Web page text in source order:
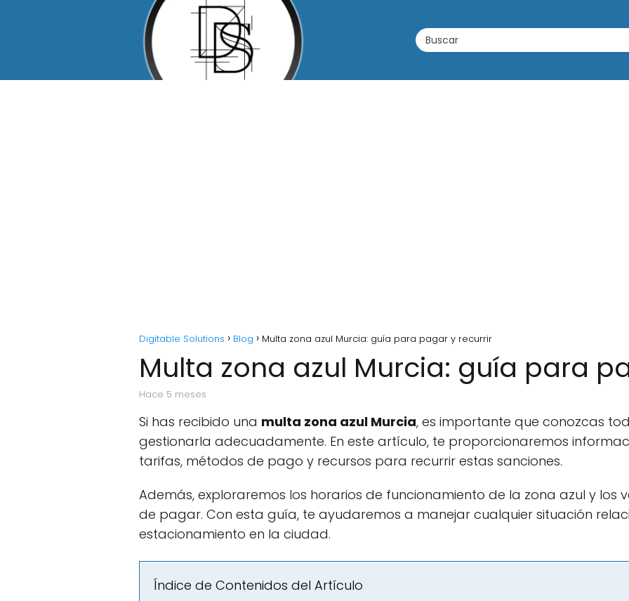
Digitable Solutions Blog Multa zona azul Murcia: guía para pagar y recurrir
Multa zona azul Murcia: guía para
hace 5 meses
Si has recibido una multa zona azul Murcia, es importante que conozcas
gestionarla adecuadamente. En este artículo, te proporcionaremos
tarifas, métodos de pago y recursos para recurrir estas sanciones.
Además, exploraremos los horarios de funcionamiento de la zona azul y los
de pagar. Con esta guía, te ayudaremos a manejar cualquier situación
estacionamiento en la ciudad.
Índice de Contenidos del Artículo